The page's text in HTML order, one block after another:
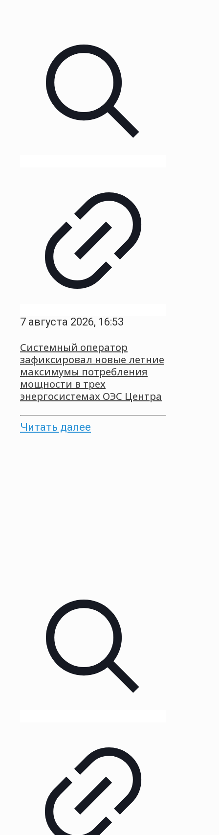
7 августа 2026, 16:53
Системный оператор
зафиксировал новые летние
максимумы потребления
мощности в трех
энергосистемах ОЭС Центра
Читать далее